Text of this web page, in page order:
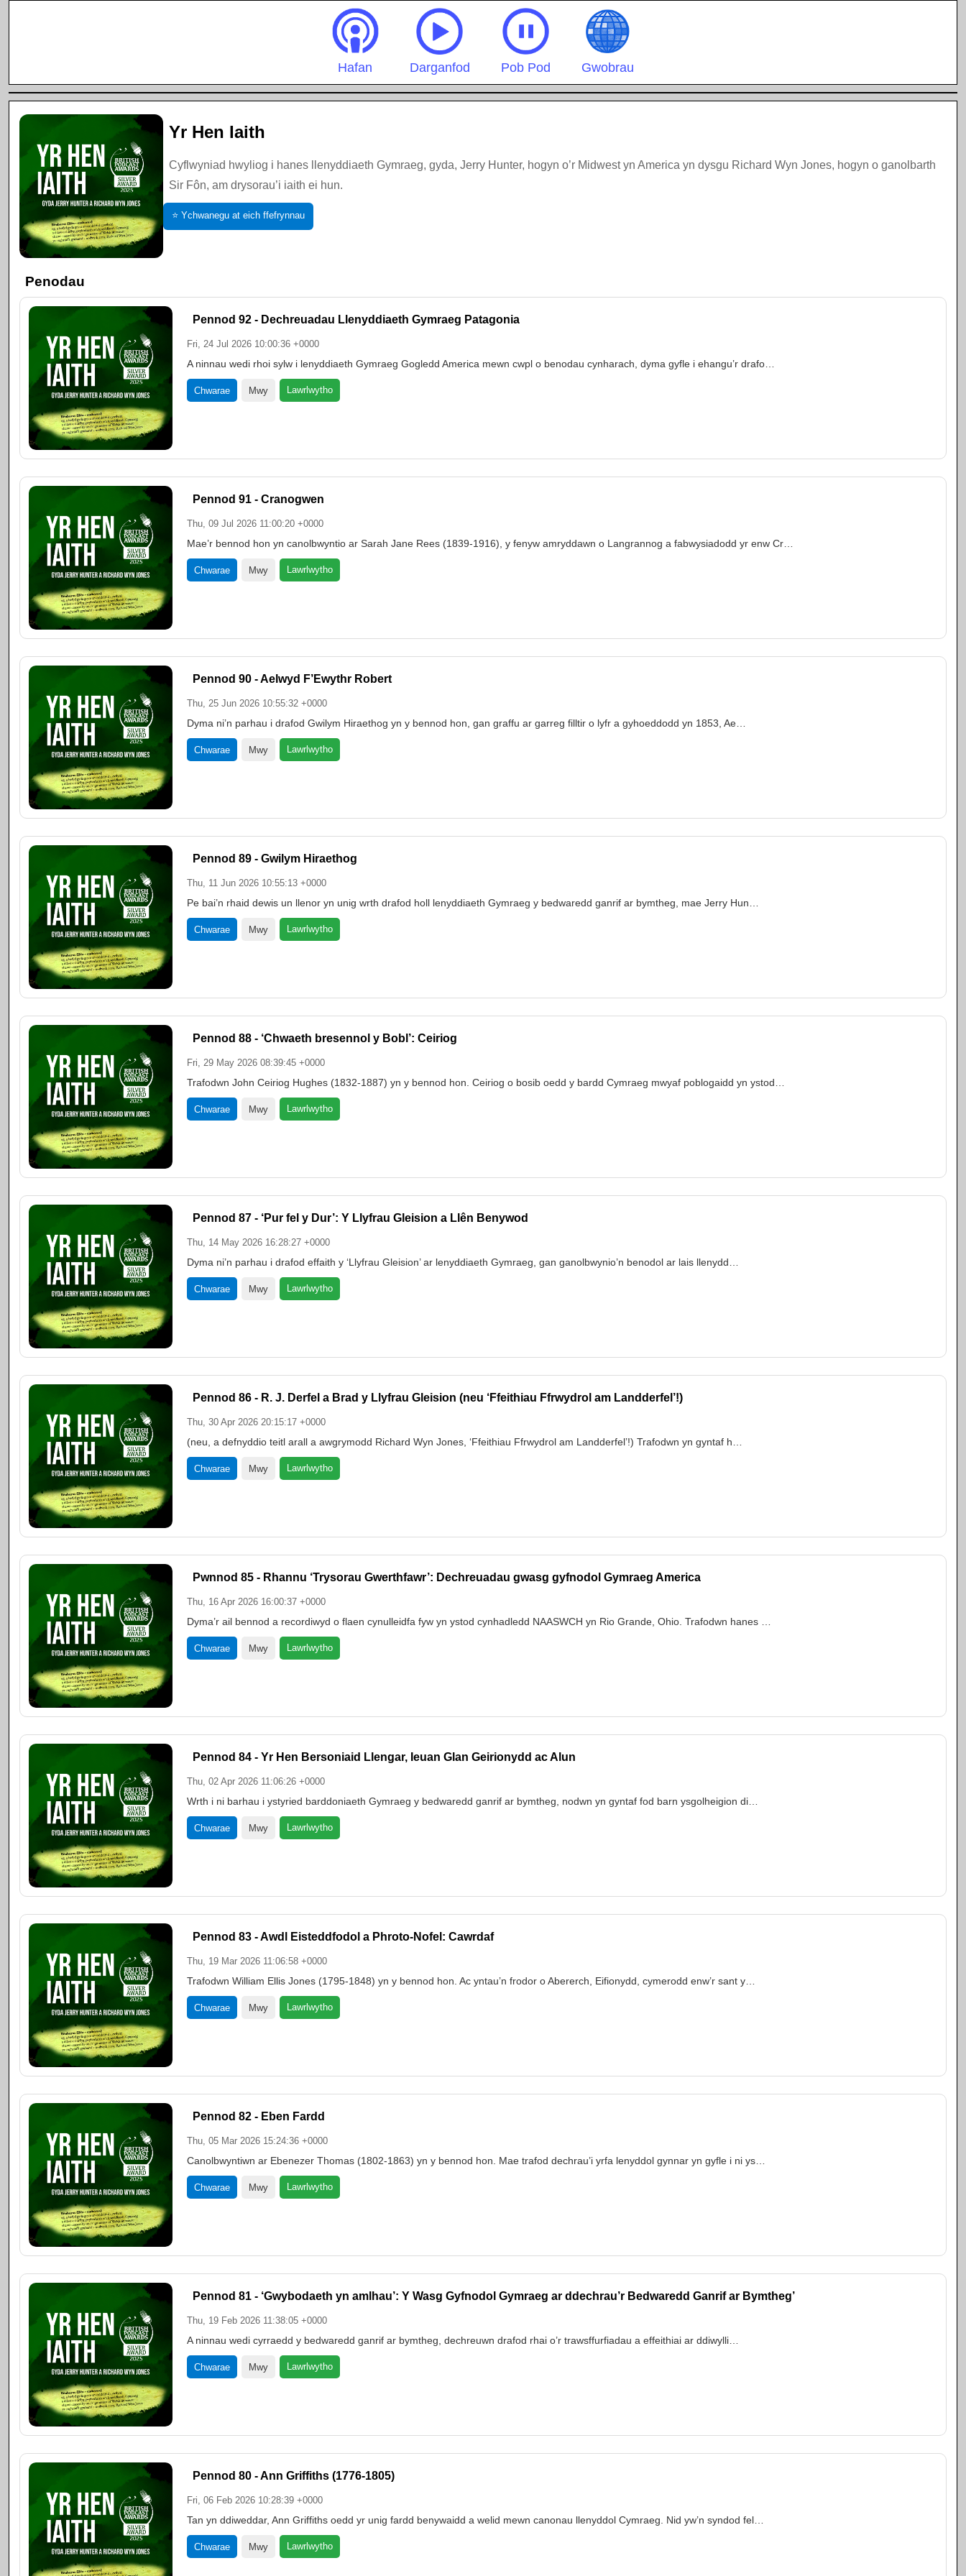
Hafan Darganfod Pob Pod Gwobrau
Yr Hen Iaith
Cyflwyniad hwyliog i hanes llenyddiaeth Gymraeg, gyda, Jerry Hunter, hogyn o’r Midwest yn America yn dysgu Richard Wyn Jones, hogyn o ganolbarth
Sir Fôn, am drysorau’i iaith ei hun.
⭐ Ychwanegu at eich ffefrynnau
Penodau
Pennod 92 - Dechreuadau Llenyddiaeth Gymraeg Patagonia
Fri, 24 Jul 2026 10:00:36 +0000
A ninnau wedi rhoi sylw i lenyddiaeth Gymraeg Gogledd America mewn cwpl o benodau cynharach, dyma gyfle i ehangu’r drafo…
Chwarae Mwy Lawrlwytho
Pennod 91 - Cranogwen
Thu, 09 Jul 2026 11:00:20 +0000
Mae’r bennod hon yn canolbwyntio ar Sarah Jane Rees (1839-1916), y fenyw amryddawn o Langrannog a fabwysiadodd yr enw Cr…
Chwarae Mwy Lawrlwytho
Pennod 90 - Aelwyd F’Ewythr Robert
Thu, 25 Jun 2026 10:55:32 +0000
Dyma ni’n parhau i drafod Gwilym Hiraethog yn y bennod hon, gan graffu ar garreg filltir o lyfr a gyhoeddodd yn 1853, Ae…
Chwarae Mwy Lawrlwytho
Pennod 89 - Gwilym Hiraethog
Thu, 11 Jun 2026 10:55:13 +0000
Pe bai’n rhaid dewis un llenor yn unig wrth drafod holl lenyddiaeth Gymraeg y bedwaredd ganrif ar bymtheg, mae Jerry Hun…
Chwarae Mwy Lawrlwytho
Pennod 88 - ‘Chwaeth bresennol y Bobl’: Ceiriog
Fri, 29 May 2026 08:39:45 +0000
Trafodwn John Ceiriog Hughes (1832-1887) yn y bennod hon. Ceiriog o bosib oedd y bardd Cymraeg mwyaf poblogaidd yn ystod…
Chwarae Mwy Lawrlwytho
Pennod 87 - ‘Pur fel y Dur’: Y Llyfrau Gleision a Llên Benywod
Thu, 14 May 2026 16:28:27 +0000
Dyma ni’n parhau i drafod effaith y ‘Llyfrau Gleision’ ar lenyddiaeth Gymraeg, gan ganolbwynio’n benodol ar lais llenydd…
Chwarae Mwy Lawrlwytho
Pennod 86 - R. J. Derfel a Brad y Llyfrau Gleision (neu ‘Ffeithiau Ffrwydrol am Landderfel’!)
Thu, 30 Apr 2026 20:15:17 +0000
(neu, a defnyddio teitl arall a awgrymodd Richard Wyn Jones, ‘Ffeithiau Ffrwydrol am Landderfel’!) Trafodwn yn gyntaf h…
Chwarae Mwy Lawrlwytho
Pwnnod 85 - Rhannu ‘Trysorau Gwerthfawr’: Dechreuadau gwasg gyfnodol Gymraeg America
Thu, 16 Apr 2026 16:00:37 +0000
Dyma’r ail bennod a recordiwyd o flaen cynulleidfa fyw yn ystod cynhadledd NAASWCH yn Rio Grande, Ohio. Trafodwn hanes …
Chwarae Mwy Lawrlwytho
Pennod 84 - Yr Hen Bersoniaid Llengar, Ieuan Glan Geirionydd ac Alun
Thu, 02 Apr 2026 11:06:26 +0000
Wrth i ni barhau i ystyried barddoniaeth Gymraeg y bedwaredd ganrif ar bymtheg, nodwn yn gyntaf fod barn ysgolheigion di…
Chwarae Mwy Lawrlwytho
Pennod 83 - Awdl Eisteddfodol a Phroto-Nofel: Cawrdaf
Thu, 19 Mar 2026 11:06:58 +0000
Trafodwn William Ellis Jones (1795-1848) yn y bennod hon. Ac yntau’n frodor o Abererch, Eifionydd, cymerodd enw’r sant y…
Chwarae Mwy Lawrlwytho
Pennod 82 - Eben Fardd
Thu, 05 Mar 2026 15:24:36 +0000
Canolbwyntiwn ar Ebenezer Thomas (1802-1863) yn y bennod hon. Mae trafod dechrau’i yrfa lenyddol gynnar yn gyfle i ni ys…
Chwarae Mwy Lawrlwytho
Pennod 81 - ‘Gwybodaeth yn amlhau’: Y Wasg Gyfnodol Gymraeg ar ddechrau’r Bedwaredd Ganrif ar Bymtheg’
Thu, 19 Feb 2026 11:38:05 +0000
A ninnau wedi cyrraedd y bedwaredd ganrif ar bymtheg, dechreuwn drafod rhai o’r trawsffurfiadau a effeithiai ar ddiwylli…
Chwarae Mwy Lawrlwytho
Pennod 80 - Ann Griffiths (1776-1805)
Fri, 06 Feb 2026 10:28:39 +0000
Tan yn ddiweddar, Ann Griffiths oedd yr unig fardd benywaidd a welid mewn canonau llenyddol Cymraeg. Nid yw’n syndod fel…
Chwarae Mwy Lawrlwytho